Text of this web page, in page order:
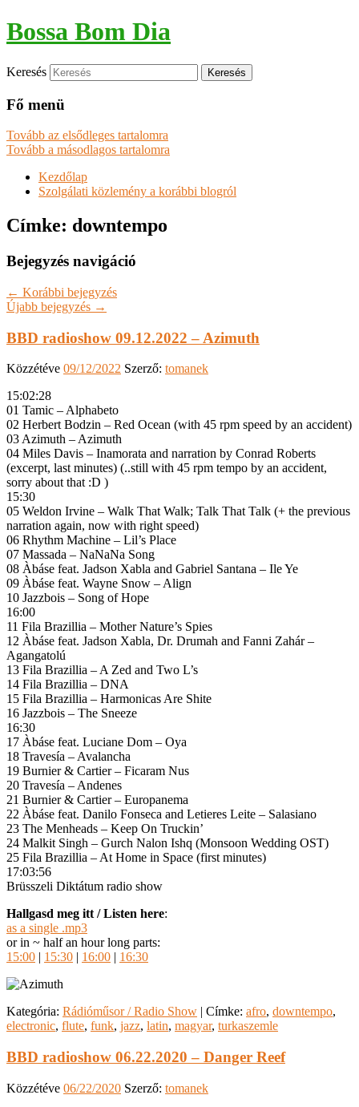
Bossa Bom Dia
Keresés
Fő menü
Tovább az elsődleges tartalomra
Tovább a másodlagos tartalomra
Kezdőlap
Szolgálati közlemény a korábbi blogról
Címke: downtempo
Bejegyzés navigáció
← Korábbi bejegyzés
Újabb bejegyzés →
BBD radioshow 09.12.2022 – Azimuth
Közzétéve 09/12/2022 Szerző: tomanek
15:02:28
01 Tamic – Alphabeto
02 Herbert Bodzin – Red Ocean (with 45 rpm speed by an accident)
03 Azimuth – Azimuth
04 Miles Davis – Inamorata and narration by Conrad Roberts
(excerpt, last minutes) (..still with 45 rpm tempo by an accident,
sorry about that :D )
15:30
05 Weldon Irvine – Walk That Walk; Talk That Talk (+ the previous
narration again, now with right speed)
06 Rhythm Machine – Lil’s Place
07 Massada – NaNaNa Song
08 Àbáse feat. Jadson Xabla and Gabriel Santana – Ile Ye
09 Àbáse feat. Wayne Snow – Align
10 Jazzbois – Song of Hope
16:00
11 Fila Brazillia – Mother Nature’s Spies
12 Àbáse feat. Jadson Xabla, Dr. Drumah and Fanni Zahár –
Agangatolú
13 Fila Brazillia – A Zed and Two L’s
14 Fila Brazillia – DNA
15 Fila Brazillia – Harmonicas Are Shite
16 Jazzbois – The Sneeze
16:30
17 Àbáse feat. Luciane Dom – Oya
18 Travesía – Avalancha
19 Burnier & Cartier – Ficaram Nus
20 Travesía – Andenes
21 Burnier & Cartier – Europanema
22 Àbáse feat. Danilo Fonseca and Letieres Leite – Salasiano
23 The Menheads – Keep On Truckin’
24 Malkit Singh – Gurch Nalon Ishq (Monsoon Wedding OST)
25 Fila Brazillia – At Home in Space (first minutes)
17:03:56
Brüsszeli Diktátum radio show
Hallgasd meg itt / Listen here:
as a single .mp3
or in ~ half an hour long parts:
15:00 | 15:30 | 16:00 | 16:30
Kategória: Rádióműsor / Radio Show | Címke: afro, downtempo,
electronic, flute, funk, jazz, latin, magyar, turkaszemle
BBD radioshow 06.22.2020 – Danger Reef
Közzétéve 06/22/2020 Szerző: tomanek